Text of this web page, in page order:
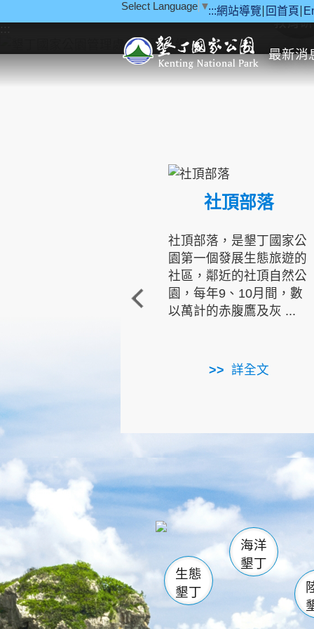
:::網站導覽 回首頁
Select Language ▼
最新消
::: 教育
社頂部落
社頂部落，是墾丁國家公
園第一個發展生態旅遊的
社區，鄰近的社頂自然公
園，每年9、10月間，數
以萬計的赤腹鷹及灰 ...
詳全文
龜山 海生館
恆春
龍鑾潭自
瓊麻館
關山
白砂
生態
墾丁
海洋
墾丁